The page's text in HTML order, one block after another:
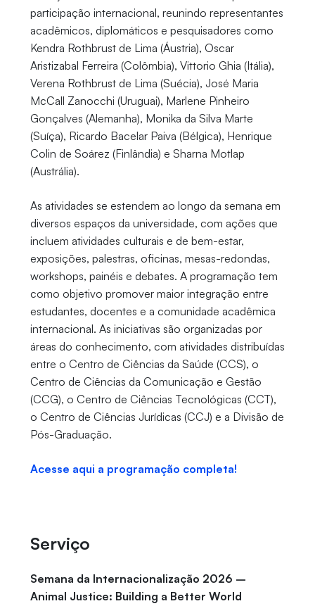
participação internacional, reunindo representantes
acadêmicos, diplomáticos e pesquisadores como
Kendra Rothbrust de Lima (Áustria), Oscar
Aristizabal Ferreira (Colômbia), Vittorio Ghia (Itália),
Verena Rothbrust de Lima (Suécia), José Maria
McCall Zanocchi (Uruguai), Marlene Pinheiro
Gonçalves (Alemanha), Monika da Silva Marte
(Suíça), Ricardo Bacelar Paiva (Bélgica), Henrique
Colin de Soárez (Finlândia) e Sharna Motlap
(Austrália).
As atividades se estendem ao longo da semana em
diversos espaços da universidade, com ações que
incluem atividades culturais e de bem-estar,
exposições, palestras, oficinas, mesas-redondas,
workshops, painéis e debates. A programação tem
como objetivo promover maior integração entre
estudantes, docentes e a comunidade acadêmica
internacional. As iniciativas são organizadas por
áreas do conhecimento, com atividades distribuídas
entre o Centro de Ciências da Saúde (CCS), o
Centro de Ciências da Comunicação e Gestão
(CCG), o Centro de Ciências Tecnológicas (CCT),
o Centro de Ciências Jurídicas (CCJ) e a Divisão de
Pós-Graduação.
Acesse aqui a programação completa!
Serviço
Semana da Internacionalização 2026 –
Animal Justice: Building a Better World